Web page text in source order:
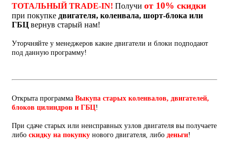
ТОТАЛЬНЫЙ TRADE-IN! Получи от 10% скидки
при покупке двигателя, коленвала, шорт-блока или
ГБЦ вернув старый нам!
Уторчняйте у менеджеров какие двигатели и блоки подподают
под данную программу!
Открыта программа Выкупа старых коленвалов, двигателей,
блоков цилиндров и ГБЦ!
При сдаче старых или неисправных узлов двигателя вы получаете
либо скидку на покупку нового двигателя, либо деньги!